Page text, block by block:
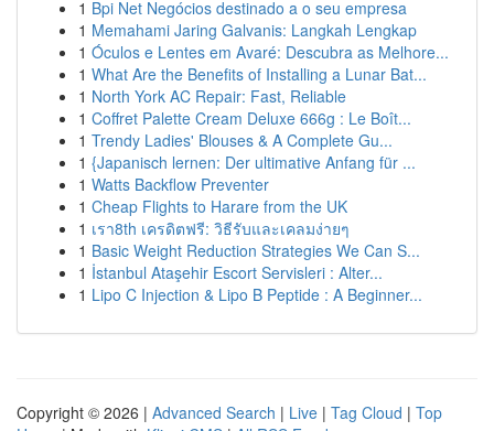
1 Bpi Net Negócios destinado a o seu empresa
1 Memahami Jaring Galvanis: Langkah Lengkap
1 Óculos e Lentes em Avaré: Descubra as Melhore...
1 What Are the Benefits of Installing a Lunar Bat...
1 North York AC Repair: Fast, Reliable
1 Coffret Palette Cream Deluxe 666g : Le Boît...
1 Trendy Ladies' Blouses & A Complete Gu...
1 {Japanisch lernen: Der ultimative Anfang für ...
1 Watts Backflow Preventer
1 Cheap Flights to Harare from the UK
1 เรา8th เครดิตฟรี: วิธีรับและเคลมง่ายๆ
1 Basic Weight Reduction Strategies We Can S...
1 İstanbul Ataşehir Escort Servisleri : Alter...
1 Lipo C Injection & Lipo B Peptide : A Beginner...
Copyright © 2026 | Advanced Search | Live | Tag Cloud | Top